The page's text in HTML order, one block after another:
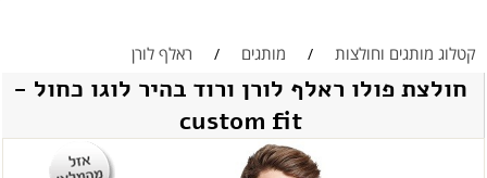
קטלוג מותגים וחולצות / מותגים / ראלף לורן
חולצת פולו ראלף לורן ורוד בהיר לוגו כחול -
custom fit